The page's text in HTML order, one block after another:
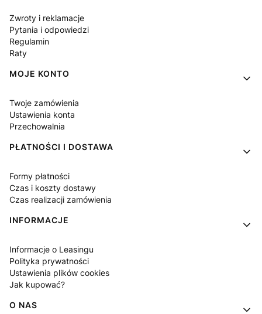
Zwroty i reklamacje
Pytania i odpowiedzi
Regulamin
Raty
MOJE KONTO
Twoje zamówienia
Ustawienia konta
Przechowalnia
PŁATNOŚCI I DOSTAWA
Formy płatności
Czas i koszty dostawy
Czas realizacji zamówienia
INFORMACJE
Informacje o Leasingu
Polityka prywatności
Ustawienia plików cookies
Jak kupować?
O NAS